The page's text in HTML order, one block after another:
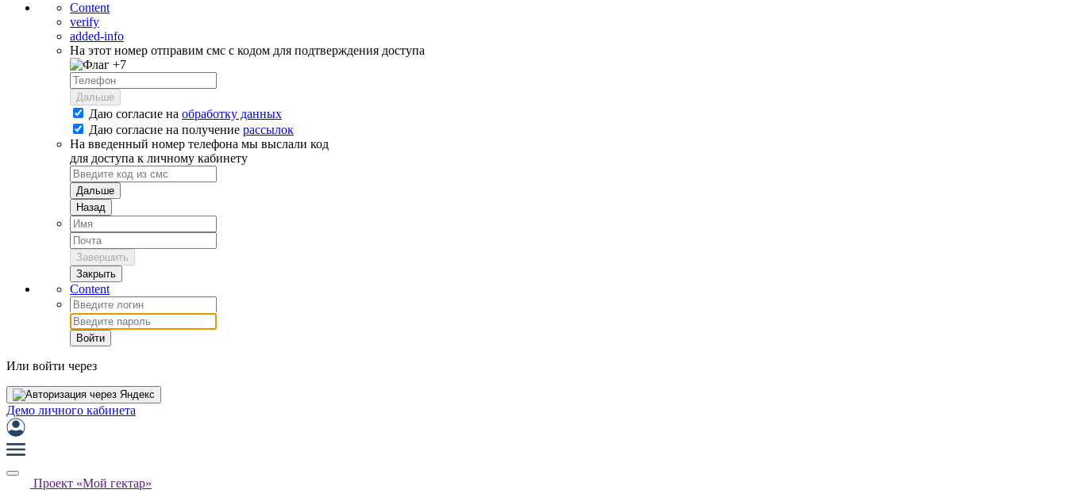
Content
verify
added-info
На этот номер отправим смс с кодом для подтверждения доступа
+7
Дальше
Даю согласие на обработку данных
Даю согласие на получение рассылок
На введенный номер телефона мы выслали код
для доступа к личному кабинету
Дальше
Назад
Завершить
Закрыть
Content
Войти
Или войти через
Демо личного кабинета
Проект «Мой гектар»